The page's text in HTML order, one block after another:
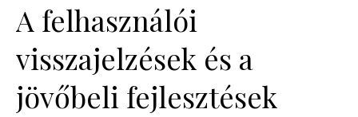
A felhasználói
visszajelzések és a
jövőbeli fejlesztések